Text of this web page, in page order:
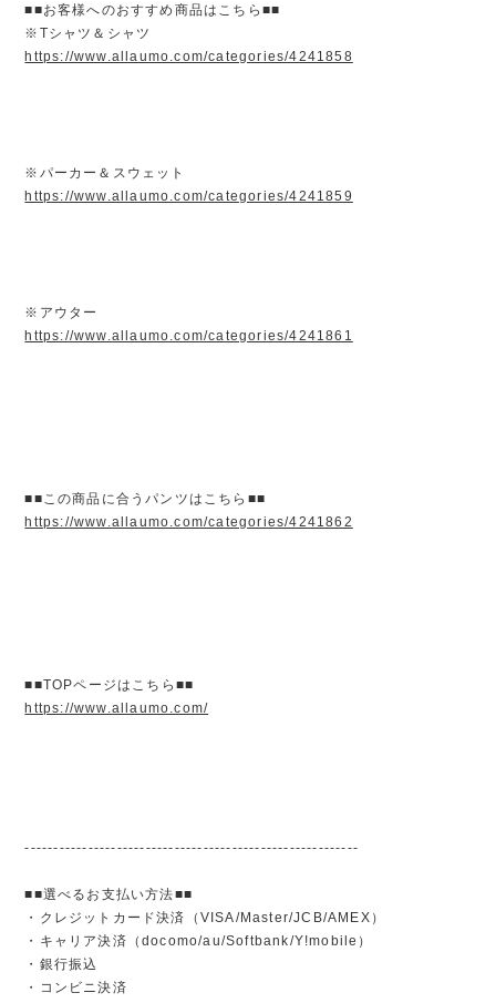
■■お客様へのおすすめ商品はこちら■■
※Tシャツ＆シャツ
https://www.allaumo.com/categories/4241858
※パーカー＆スウェット
https://www.allaumo.com/categories/4241859
※アウター
https://www.allaumo.com/categories/4241861
■■この商品に合うパンツはこちら■■
https://www.allaumo.com/categories/4241862
■■TOPページはこちら■■
https://www.allaumo.com/
----------------------------------------------------------
■■選べるお支払い方法■■
・クレジットカード決済（VISA/Master/JCB/AMEX）
・キャリア決済（docomo/au/Softbank/Y!mobile）
・銀行振込
・コンビニ決済